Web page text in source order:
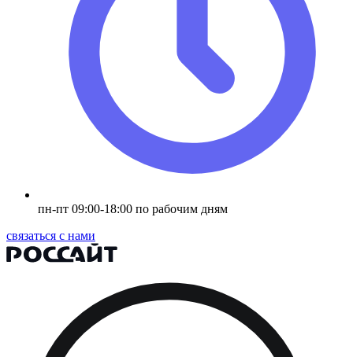
пн-пт 09:00-18:00 по рабочим дням
связаться с нами